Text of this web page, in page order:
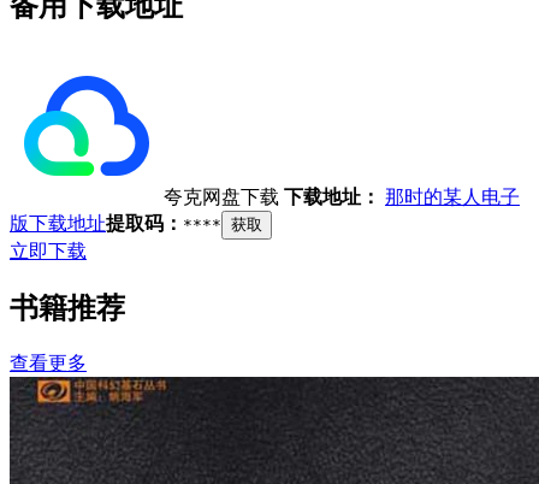
备用下载地址
夸克网盘下载 下载地址： 那时的某人电子
版下载地址提取码： **** 获取
立即下载
书籍推荐
查看更多